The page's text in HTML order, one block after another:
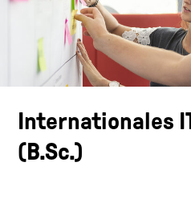
Internationales
(B.Sc.)